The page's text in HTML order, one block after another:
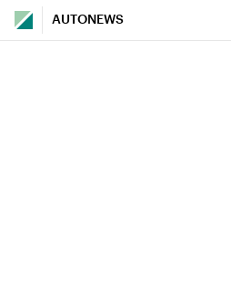
AUTONEWS